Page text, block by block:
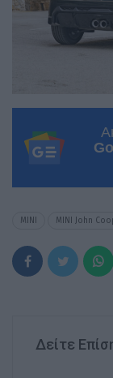
MINI MINI John
Δείτε